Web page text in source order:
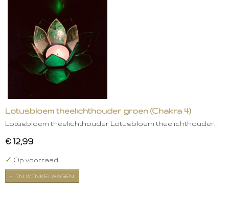
Lotusbloem theelichthouder groen (Chakra 4)
Lotusbloem theelichthouder Lotusbloem theelichthouder…
€ 12,99
✓ Op voorraad
IN WINKELWAGEN